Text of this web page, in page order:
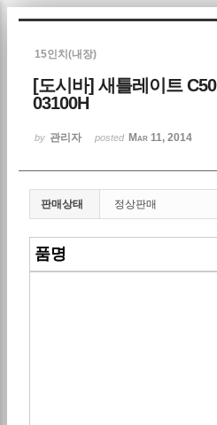
15인치(내장)
[도시바] 새틀레이트
03100H
by 관리자 posted Mar 11, 2014
판매상태 정상판매
품명
Sketchbook5,
Sketchbook5,